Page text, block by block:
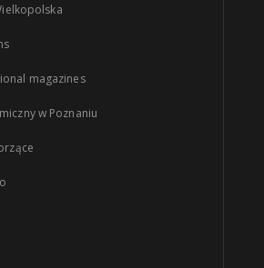
magazines
w Poznaniu